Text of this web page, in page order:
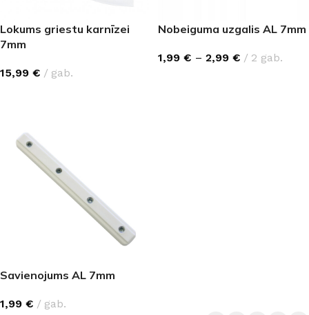
Lokums griestu karnīzei
7mm
15,99 € gab.
Nobeiguma uzgalis AL 7mm
1,99 € – 2,99 € 2 gab.
Savienojums AL 7mm
1,99 €
gab.